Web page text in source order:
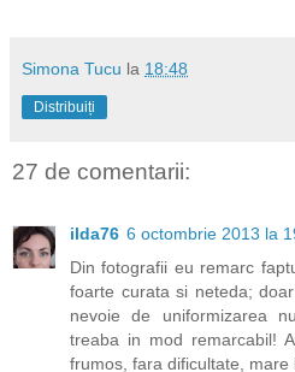
Simona Tucu la 18:48
Distribuiți
27 de comentarii:
ilda76 6 octombrie 2013 la
Din fotografii eu remarc
foarte curata si neteda;
nevoie de uniformizarea
treaba in mod remarcabil!
frumos, fara dificultate, mare